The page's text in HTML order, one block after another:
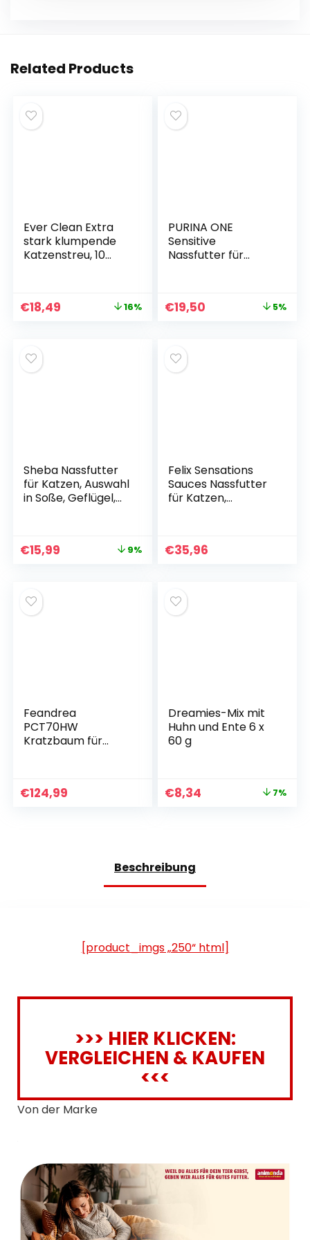
Related Products
Ever Clean Extra
stark klumpende
Katzenstreu, 10
€18,49 16%
PURINA ONE
Sensitive
Nassfutter für
(26 x 85 g)
€19,50 5%
Sheba Nassfutter
für Katzen, Auswahl
in Soße, Geflügel,
€15,99 9%
Felix Sensations
Sauces Nassfutter
für Katzen,
€35,96
Feandrea
PCT70HW
Kratzbaum für
Liegeflächen und
€124,99
Dreamies-Mix mit
Huhn und Ente 6 x
60 g
€8,34 7%
Beschreibung
[product_imgs „250“ html]
>>> HIER KLICKEN:
VERGLEICHEN & KAUFEN
<<<
Von der Marke